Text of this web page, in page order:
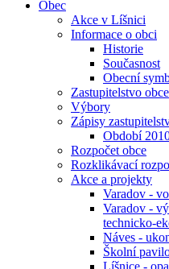
Obec
Akce v Líšnici
Informace o obci
Historie
Současnost
Obecní
Zastupitelstvo obce
Výbory
Zápisy
Období
Rozpočet obce
Rozklikávací
Akce a projekty
Varadov -
Varadov -
technicko-
Náves -
Školní
Líšnice -